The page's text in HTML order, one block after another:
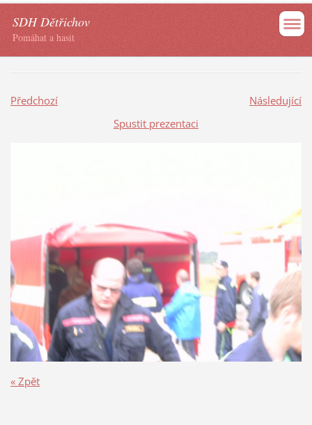
SDH Dětřichov
Pomáhat a hasit
Předchozí
Následující
Spustit prezentaci
« Zpět